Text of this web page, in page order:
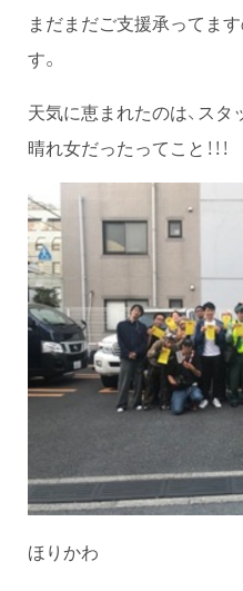
まだまだご支援承ってま
す。
天気に恵まれたのは、スタ
晴れ女だったってこと！！！
ほりかわ